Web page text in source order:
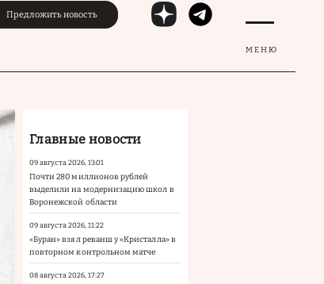
МЕНЮ
Предложить новость
Главные новости
09 августа 2026, 13:01
Почти 280 миллионов рублей
выделили на модернизацию школ в
Воронежской области
09 августа 2026, 11:22
«Буран» взял реванш у «Кристалла» в
повторном контрольном матче
08 августа 2026, 17:27